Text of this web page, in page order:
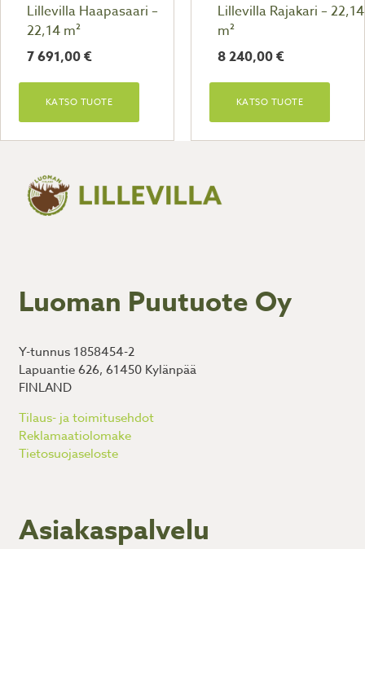
Lillevilla Haapasaari –
22,14 m²
7 691,00€
KATSO TUOTE
Lillevilla Rajakari – 22,14
m²
8 240,00€
KATSO TUOTE
Luoman Puutuote Oy
Y-tunnus 1858454-2
Lapuantie 626, 61450 Kylänpää
FINLAND
Tilaus- ja toimitusehdot
Reklamaatiolomake
Tietosuojaseloste
Asiakaspalvelu